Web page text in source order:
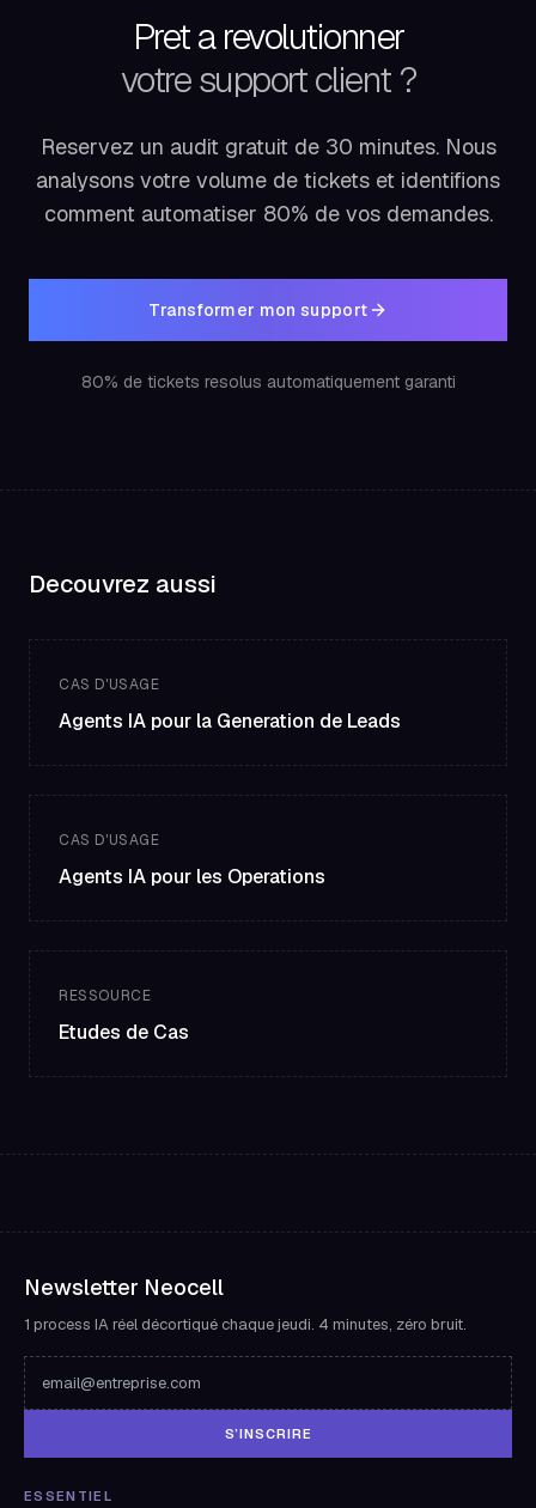
Pret a revolutionner
votre support client ?
Reservez un audit gratuit de 30 minutes. Nous
analysons votre volume de tickets et identifions
comment automatiser 80% de vos demandes.
Transformer mon support
80% de tickets resolus automatiquement garanti
Decouvrez aussi
CAS D'USAGE
Agents IA pour la Generation de Leads
CAS D'USAGE
Agents IA pour les Operations
RESSOURCE
Etudes de Cas
Newsletter Neocell
1 process IA réel décortiqué chaque jeudi. 4 minutes, zéro bruit.
S’INSCRIRE
ESSENTIEL